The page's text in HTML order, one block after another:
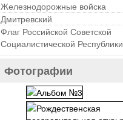
Железнодорожные войска
Дмитревский
Флаг Российской Советской
Социалистической Республики
Фотографии